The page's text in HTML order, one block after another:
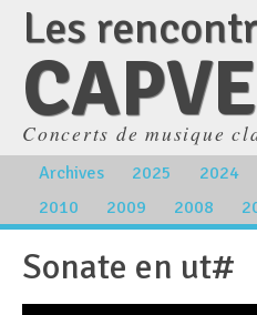
Les
Concerts de musique
Archives 2025 2024
2010
2009 2008
Sonate en ut#